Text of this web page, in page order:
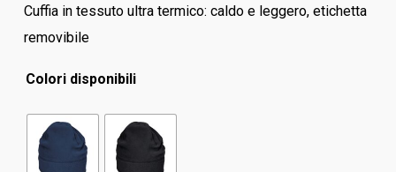
Cuffia in tessuto ultra termico: caldo e leggero, etichetta
removibile
Colori disponibili